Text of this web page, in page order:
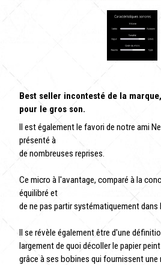
Best seller incontesté de la
pour le gros son.
Il est également le favori de notre ami
présenté à
de nombreuses reprises.
Ce micro à l'avantage, comparé à la
équilibré et
de ne pas partir systématiquement dans
Il se révèle également être d'une
largement de quoi décoller le papier
grâce à ses bobines qui fournissent